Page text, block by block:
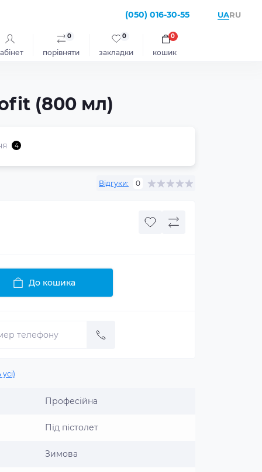
(050) 016-30-55 UARU
порівняти
0
закладки
0
кошик
0
(800 мл)
4
Відгуки: 0
До кошика
Професійна
Під пістолет
Зимова